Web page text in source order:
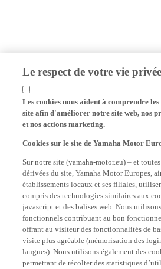
Le respect de votre vie privée
Les cookies nous aident à comprendre
site afin d'améliorer notre site web, nos
et nos actions marketing.
Cookies sur le site de Yamaha Motor
Sur notre site (yamaha-motor.eu) – et
dérivées du site, Yamaha Motor Europes,
établissements locaux et ses filiales,
compris des technologies similaires aux
javascript et des balises web. Nous
fonctionnels contribuant au bon
offrant au visiteur des fonctionnalités de
visite plus agréable (mémorisation des
langues). Nous utilisons également des
permettant de récolter des statistiques